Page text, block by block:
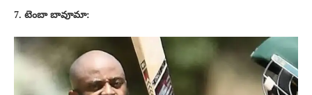
7. టెంబా బావూమా: